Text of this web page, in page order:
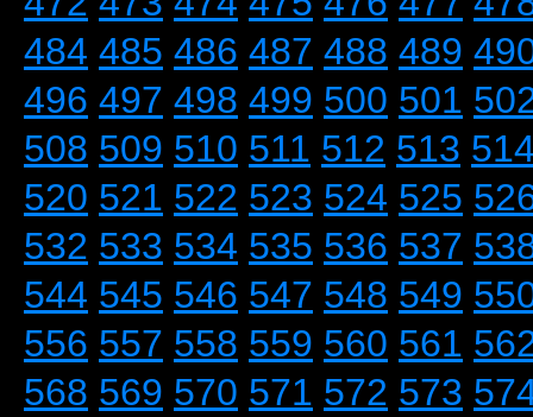
484 485 486 487 488 489
496 497 498 499 500 501
508 509 510 511 512 513
520 521 522 523 524 525
532 533 534 535 536 537
544 545 546 547 548 549
556 557 558 559 560 561
568 569 570 571 572 573